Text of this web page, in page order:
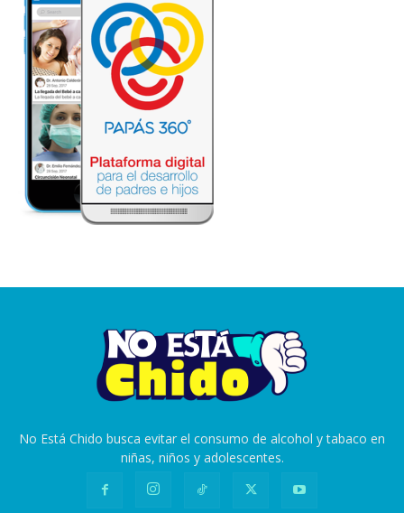
No Está Chido busca evitar el consumo de alcohol y tabaco en
niñas, niños y adolescentes.